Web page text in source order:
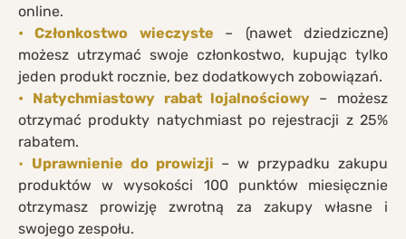
online.
• Członkostwo wieczyste – (nawet dziedziczne)
możesz utrzymać swoje członkostwo, kupując tylko
jeden produkt rocznie, bez dodatkowych zobowiązań.
• Natychmiastowy rabat lojalnościowy – możesz
otrzymać produkty natychmiast po rejestracji z 25%
rabatem.
• Uprawnienie do prowizji – w przypadku zakupu
produktów w wysokości 100 punktów miesięcznie
otrzymasz prowizję zwrotną za zakupy własne i
swojego zespołu.